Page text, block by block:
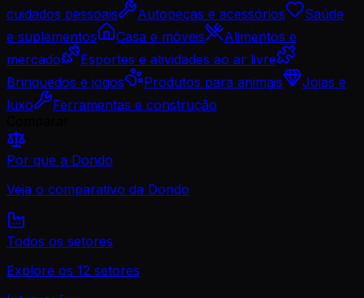
cuidados pessoais
Autopeças e acessórios
Saúde
e suplementos
Casa e móveis
Alimentos e
mercado
Esportes e atividades ao ar livre
Brinquedos e jogos
Produtos para animais
Joias e
luxo
Ferramentas e construção
Por que a Dondo
Veja o comparativo da Dondo
Todos os setores
Explore os 12 setores